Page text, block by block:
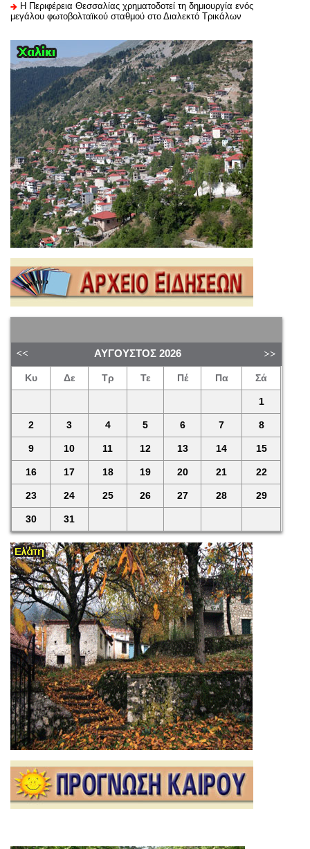
H Περιφέρεια Θεσσαλίας χρηματοδοτεί τη δημιουργία ενός
μεγάλου φωτοβολταϊκού σταθμού στο Διαλεκτό Τρικάλων
ΑΎΓΟΥΣΤΟΣ 2026
Κυ Δε Τρ Τε Πέ Πα Σά
1
2 3 4 5 6 7 8
9 10 11 12 13 14 15
16 17 18 19 20 21 22
23 24 25 26 27 28 29
30 31